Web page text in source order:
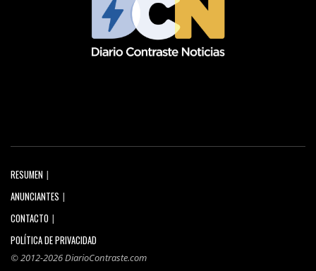
RESUMEN
ANUNCIANTES
CONTACTO
POLÍTICA DE PRIVACIDAD
© 2012-2026 DiarioContraste.com